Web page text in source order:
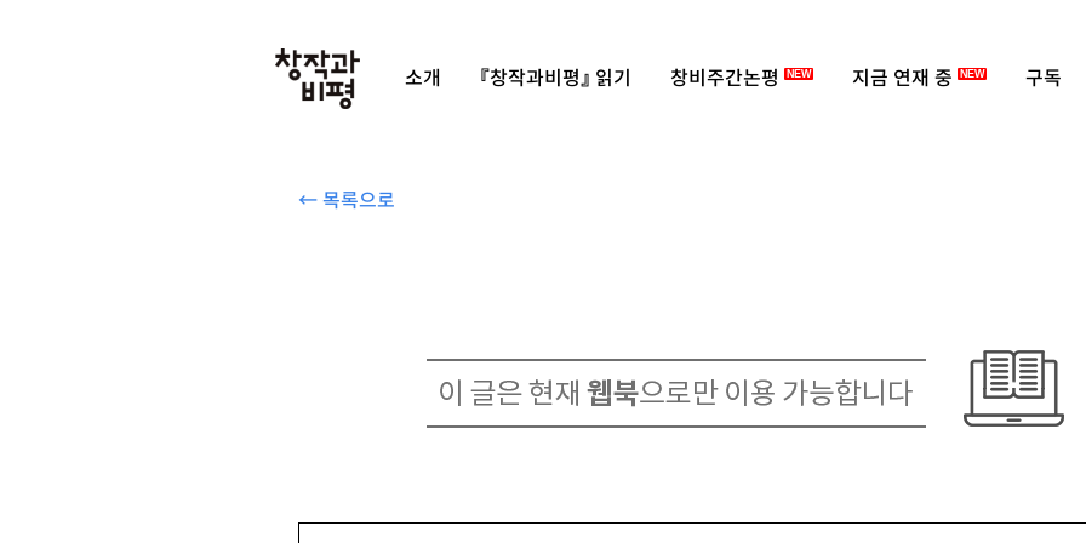
소개 『창작과비평』 읽기 창비주간논평 NEW 지금 연재 중 NEW 구독
← 목록으로